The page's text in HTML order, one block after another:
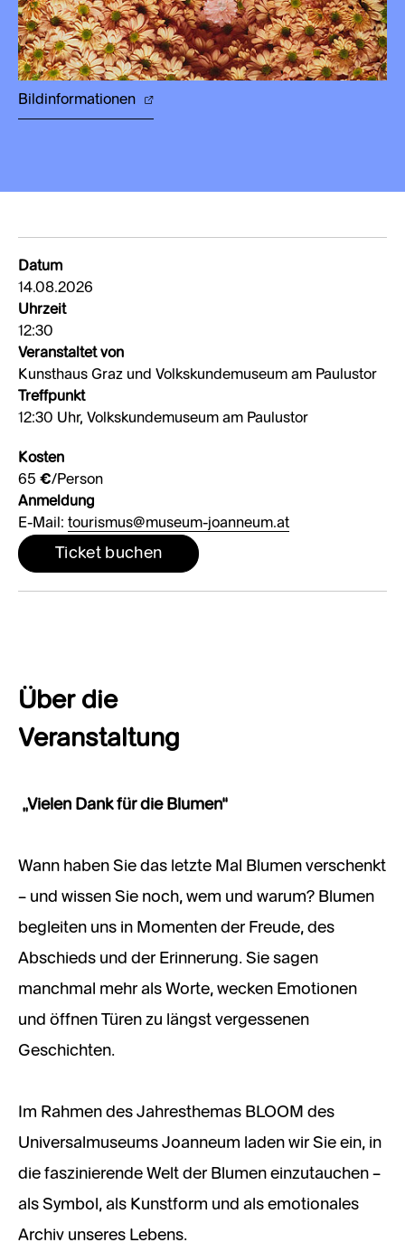
Bildinformationen
Datum
14.08.2026
Uhrzeit
12:30
Veranstaltet von
Kunsthaus Graz und Volkskundemuseum am Paulustor
Treffpunkt
12:30 Uhr, Volkskundemuseum am Paulustor
Kosten
65 €/Person
Anmeldung
E-Mail: tourismus@museum-joanneum.at
Ticket buchen
Über die
Veranstaltung
„Vielen Dank für die Blumen“
Wann haben Sie das letzte Mal Blumen verschenkt
– und wissen Sie noch, wem und warum? Blumen
begleiten uns in Momenten der Freude, des
Abschieds und der Erinnerung. Sie sagen
manchmal mehr als Worte, wecken Emotionen
und öffnen Türen zu längst vergessenen
Geschichten.
Im Rahmen des Jahresthemas BLOOM des
Universalmuseums Joanneum laden wir Sie ein, in
die faszinierende Welt der Blumen einzutauchen –
als Symbol, als Kunstform und als emotionales
Archiv unseres Lebens.